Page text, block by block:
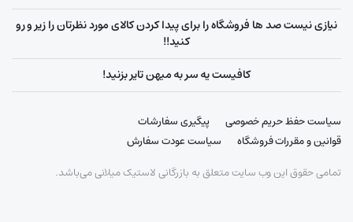
نیازی نیست صد ها فروشگاه را برای پیدا کردن کالای مورد نظرتان را زیر و رو
کنید!!
کافیست یه سر به میهن تایر بزنید!
سیاست حفظ حریم خصوصی
پیگیری سفارشات
قوانین و مقررات فروشگاه
سیاست عودت سفارش
تمامی حقوق این وب سایت متعلق به بازرگانی لاستیک میلانی می‌باشد.